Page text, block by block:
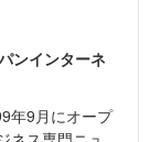
ンインターネ
年9月にオープ